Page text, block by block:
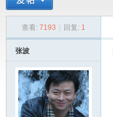
查看: 7193 回复: 1
张波